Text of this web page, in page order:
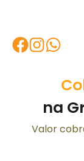
na
Valor